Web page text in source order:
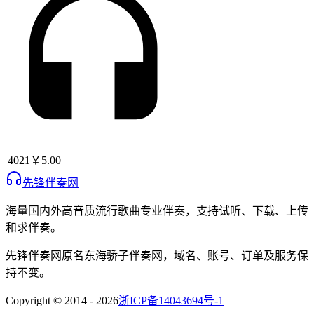
4021 ￥5.00
先锋伴奏网
海量国内外高音质流行歌曲专业伴奏，支持试听、下载、上传
和求伴奏。
先锋伴奏网 原名东海骄子伴奏网 ，域名、账号、订单及服务保
持不变。
Copyright © 2014 - 2026浙ICP备14043694号-1